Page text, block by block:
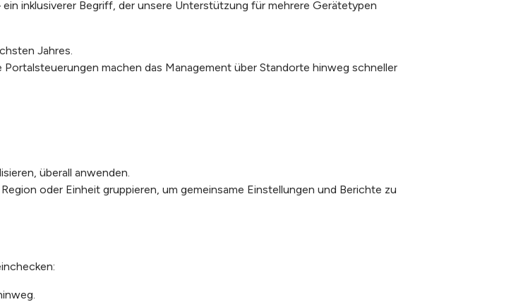
inklusiverer Begriff, der unsere Unterstützung für mehrere Gerätetypen
Jahres.
machen das Management über Standorte hinweg schneller
überall anwenden.
oder Einheit gruppieren, um gemeinsame Einstellungen und Berichte zu